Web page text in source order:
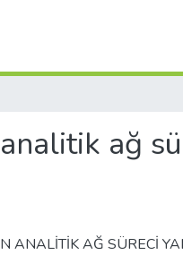
ağ
ANALİTİK AĞ SÜRECİ